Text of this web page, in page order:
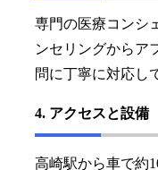
専門の医療コンシ
ンセリングからア
問に丁寧に対応し
4. アクセスと設備
高崎駅から車で約